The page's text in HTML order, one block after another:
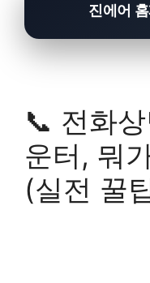
진에어
📞 전화
운터, 뭐
(실전 꿀